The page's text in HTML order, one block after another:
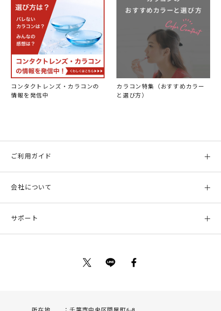
コンタクトレンズ・カラコンの
情報を発信中
カラコン特集（おすすめカラー
と選び方）
ご利用ガイド
お支払い方法、配送について
返品について
会社について
サポート